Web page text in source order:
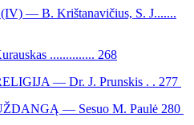
— B. Krištanavičius, S. J.......
.............. 268
— Dr. J. Prunskis . . 277
— Sesuo M. Paulė 280